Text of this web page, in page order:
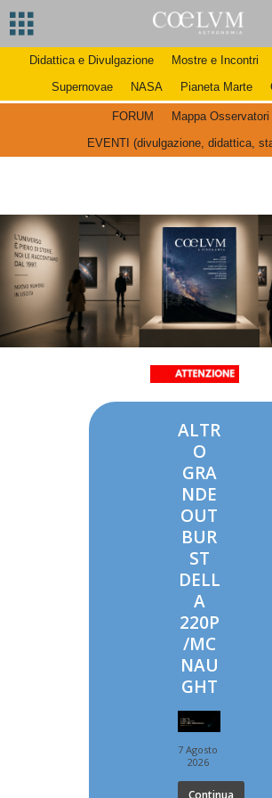
Didattica e Divulgazione Mostre e Incontri
Supernovae
NASA Pianeta Marte
FORUM
Mappa Osservatori
EVENTI (divulgazione, didattica,
ALTR
O
GRA
NDE
OUT
BUR
ST
DELL
A
220P
/MC
NAU
GHT
7 Agosto
2026
Continua